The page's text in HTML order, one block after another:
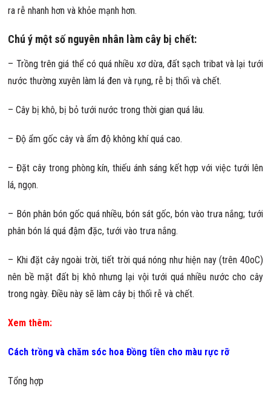
ra rễ nhanh hơn và khỏe mạnh hơn.
Chú ý một số nguyên nhân làm cây bị chết:
– Trồng trên giá thể có quá nhiều xơ dừa, đất sạch tribat và lại tưới
nước thường xuyên làm lá đen và rụng, rễ bị thối và chết.
– Cây bị khô, bị bỏ tưới nước trong thời gian quá lâu.
– Độ ẩm gốc cây và ẩm độ không khí quá cao.
– Đặt cây trong phòng kín, thiếu ánh sáng kết hợp với việc tưới lên
lá, ngọn.
– Bón phân bón gốc quá nhiều, bón sát gốc, bón vào trưa nắng; tưới
phân bón lá quá đậm đặc, tưới vào trưa nắng.
– Khi đặt cây ngoài trời, tiết trời quá nóng như hiện nay (trên 40oC)
nên bề mặt đất bị khô nhưng lại vội tưới quá nhiều nước cho cây
trong ngày. Điều này sẽ làm cây bị thối rễ và chết.
Xem thêm:
Cách trồng và chăm sóc hoa Đồng tiền cho màu rực rỡ
Tổng hợp